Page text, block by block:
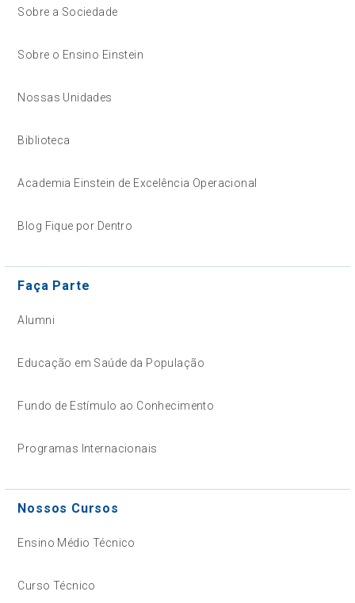
Sobre a Sociedade
Sobre o Ensino Einstein
Nossas Unidades
Biblioteca
Academia Einstein de Excelência Operacional
Blog Fique por Dentro
Faça Parte
Alumni
Educação em Saúde da População
Fundo de Estímulo ao Conhecimento
Programas Internacionais
Nossos Cursos
Ensino Médio Técnico
Curso Técnico